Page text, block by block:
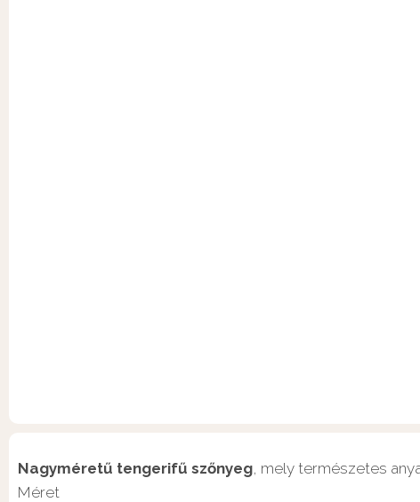
Nagyméretű tengerifű szőnyeg, mely természetes
Méret